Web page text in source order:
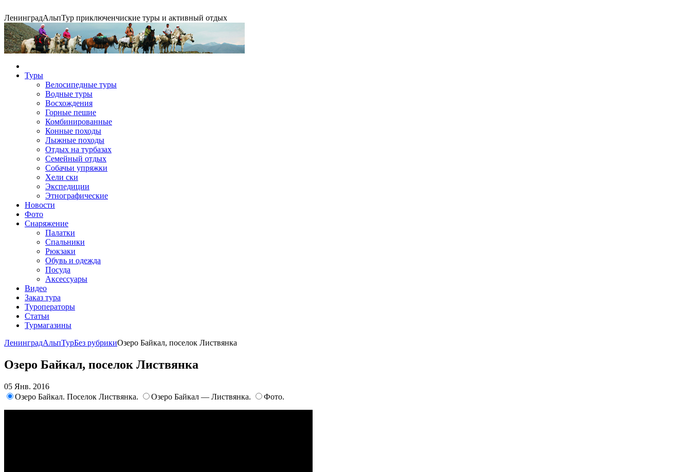
ЛенинградАльпТур приключенчиские туры и активный отдых
Экспедиция на упряжках
Горные экспедиции
Туры
Велосипедные туры
Водные туры
Восхождения
Горные пешие
Комбинированные
Конные походы
Лыжные походы
Отдых на турбазах
Семейный отдых
Собачьи упряжки
Хели ски
Экспедиции
Этнографические
Новости
Фото
Снаряжение
Палатки
Спальники
Рюкзаки
Обувь и одежда
Посуда
Аксессуары
Видео
Заказ тура
Туроператоры
Статьи
Турмагазины
ЛенинградАльпТурБез рубрикиОзеро Байкал, поселок Листвянка
Озеро Байкал, поселок Листвянка
05 Янв. 2016
Озеро Байкал. Поселок Листвянка.
Озеро Байкал — Листвянка. Фото.